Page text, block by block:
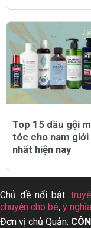
Top 15 dầu gội
tóc cho nam
nhất hiện nay
Chủ đề nổi bật:
chuyện cho bé, ý
Đơn vị chủ Quản: